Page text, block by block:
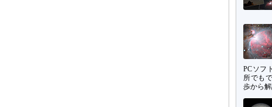
PCソフ
所でも
歩から